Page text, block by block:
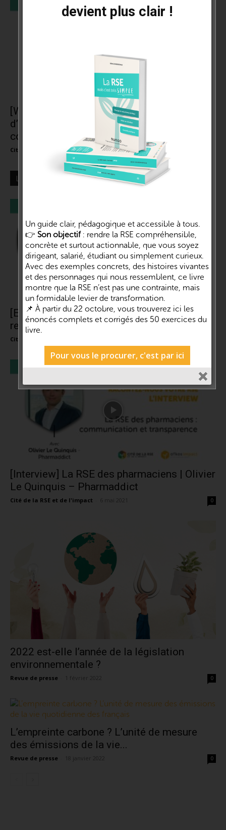
[Webinaire] L’éco-conception, retour
d’expérience | Marie Cussol – Pôle Éco-
conception
Cité de la RSE et de l'impact 1 juin 2021
[Emission]#18 : La communication
responsable | Daniel Luciani – ICOM et...
Cité de la RSE et de l'impact
[Interview] La RSE des pharmaciens | Olivier
Le Quinquis – Pharmaddict
Cité de la RSE et de l'impact 6 mai 2021 0
2022 est-elle l’année de la législation
environnementale ?
Revue de presse 1 février 2022 0
L’empreinte carbone ? L’unité de mesure
des émissions de la vie...
Revue de presse 0
devient plus clair !
Un guide clair, pédagogique et accessible à tous.
👉 Son objectif: rendre la RSE compréhensible,
concrète et surtout actionnable, que vous soyez
dirigeant, salarié, étudiant ou simplement curieux.
Avec des exemples concrets, des histoires vivantes
et des personnages qui nous ressemblent, ce livre
montre que la RSE n’est pas une contrainte, mais
un formidable levier de transformation.
📌 À partir du 22 octobre, vous trouverez ici les
énoncés complets et corrigés des 50 exercices du
livre.
Pour vous le procurer, c'est par ici